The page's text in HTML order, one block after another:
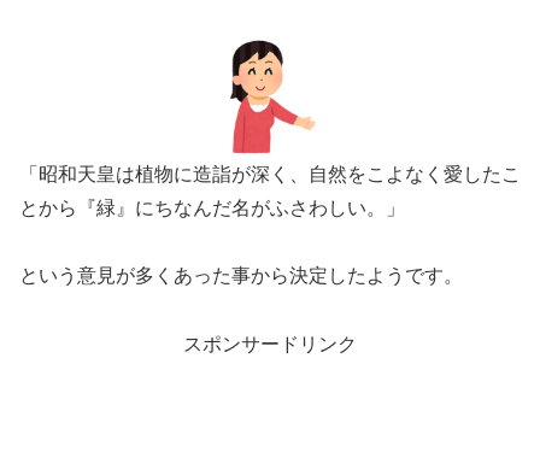
「昭和天皇は植物に造詣が深く、自然をこよなく愛したこ
とから『緑』にちなんだ名がふさわしい。」
という意見が多くあった事から決定したようです。
スポンサードリンク